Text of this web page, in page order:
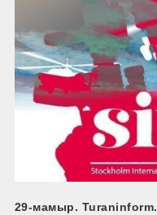
29-мамыр. Turaninform.